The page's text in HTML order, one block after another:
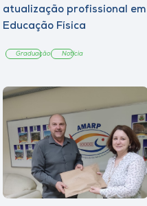
atualização profissional em
Educação Física
Graduação Notícia